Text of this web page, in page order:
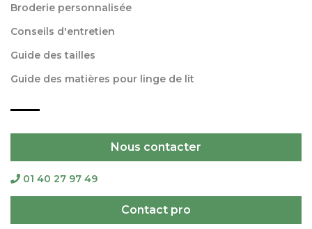
Broderie personnalisée
Conseils d'entretien
Guide des tailles
Guide des matières pour linge de lit
Nous contacter
01 40 27 97 49
Contact pro